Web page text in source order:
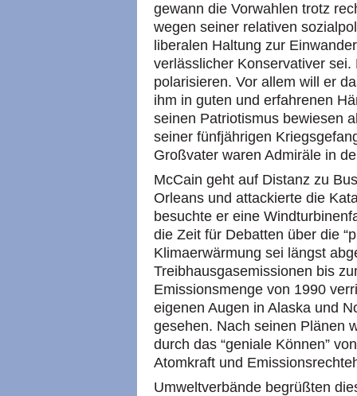
gewann die Vorwahlen trotz
wegen seiner relativen
liberalen Haltung zur
verlässlicher Konservativer
polarisieren. Vor allem will er
ihm in guten und erfahrenen
seinen Patriotismus bewiesen
seiner fünfjährigen
Großvater waren Admiräle in
McCain geht auf Distanz zu
Orleans und attackierte die
besuchte er eine
die Zeit für Debatten über die
Klimaerwärmung sei längst
Treibhausgasemissionen bis
Emissionsmenge von 1990
eigenen Augen in Alaska und
gesehen. Nach seinen Plänen
durch das “geniale Können”
Atomkraft und
Umweltverbände begrüßten